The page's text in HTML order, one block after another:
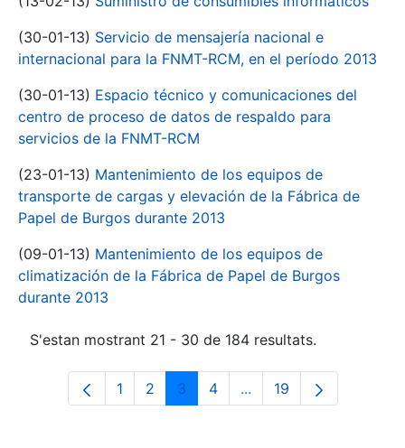
(30-01-13) Servicio de mensajería nacional e
internacional para la FNMT-RCM, en el período 2013
(30-01-13) Espacio técnico y comunicaciones del
centro de proceso de datos de respaldo para
servicios de la FNMT-RCM
(23-01-13) Mantenimiento de los equipos de
transporte de cargas y elevación de la Fábrica de
Papel de Burgos durante 2013
(09-01-13) Mantenimiento de los equipos de
climatización de la Fábrica de Papel de Burgos
durante 2013
S'estan mostrant 21 - 30 de 184 resultats.
Pàgina
1 Pàgina
2 Pàgina
3 Pàgina
4 ...Pàgines intermèdies
Pàgina
19